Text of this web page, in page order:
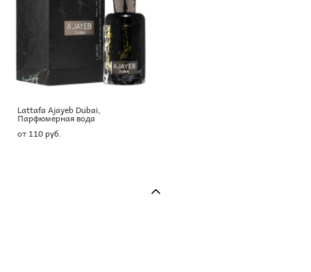
Lattafa Ajayeb Dubai,
Парфюмерная вода
от 110 pуб.